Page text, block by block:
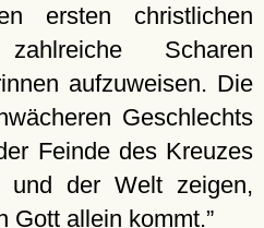
ersten christlichen
zahlreiche Scharen
aufzuweisen. Die
Geschlechts
Feinde des Kreuzes
und der Welt zeigen,
Gott allein kommt.